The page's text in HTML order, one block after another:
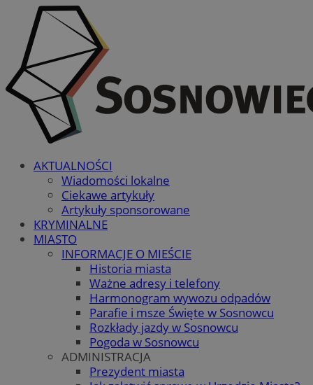
AKTUALNOŚCI
Wiadomości lokalne
Ciekawe artykuły
Artykuły sponsorowane
KRYMINALNE
MIASTO
INFORMACJE O MIEŚCIE
Historia miasta
Ważne adresy i telefony
Harmonogram wywozu odpadów
Parafie i msze Święte w Sosnowcu
Rozkłady jazdy w Sosnowcu
Pogoda w Sosnowcu
ADMINISTRACJA
Prezydent miasta